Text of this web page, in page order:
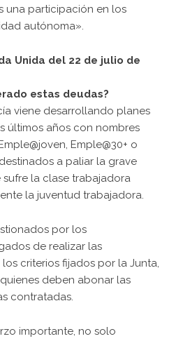
una participación en los
autónoma».
Unida del 22 de julio de
estas deudas?
viene desarrollando planes
últimos años con nombres
Emple@30+ o
a paliar la grave
la clase trabajadora
la juventud trabajadora.
por los
de realizar las
criterios fijados por la Junta,
deben abonar las
contratadas.
importante, no solo